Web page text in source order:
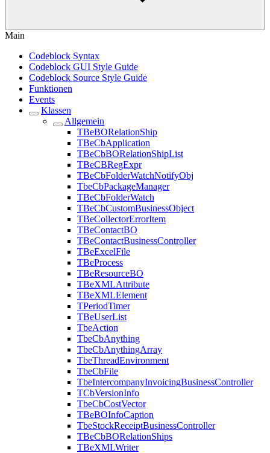
Main
Codeblock Syntax
Codeblock GUI Style Guide
Codeblock Source Style Guide
Funktionen
Events
Klassen
Allgemein
TBeBORelationShip
TBeCbApplication
TBeCbBORelationShipList
TBeCBRegExpr
TBeCbFolderWatchNotifyObj
TbeCbPackageManager
TBeCbFolderWatch
TBeCbCustomBusinessObject
TBeCollectorErrorItem
TBeContactBO
TBeContactBusinessController
TBeExcelFile
TBeProcess
TBeResourceBO
TBeXMLAttribute
TBeXMLElement
TPeriodTimer
TBeUserList
TbeAction
TbeCbAnything
TbeCbAnythingArray
TbeThreadEnvironment
TbeCbFile
TbeIntercompanyInvoicingBusinessController
TCbVersionInfo
TbeCbCostVector
TBeBOInfoCaption
TbeStockReceiptBusinessController
TBeCbBORelationShips
TBeXMLWriter